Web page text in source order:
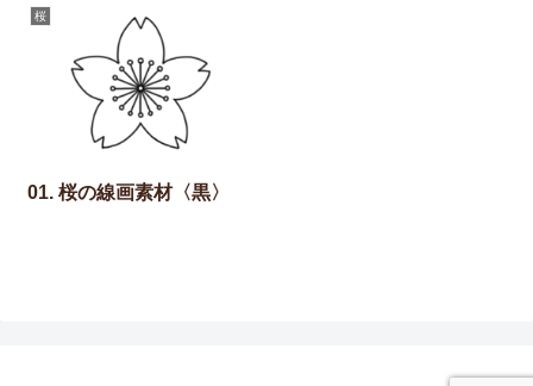
桜
01. 桜の線画素材〈黒〉